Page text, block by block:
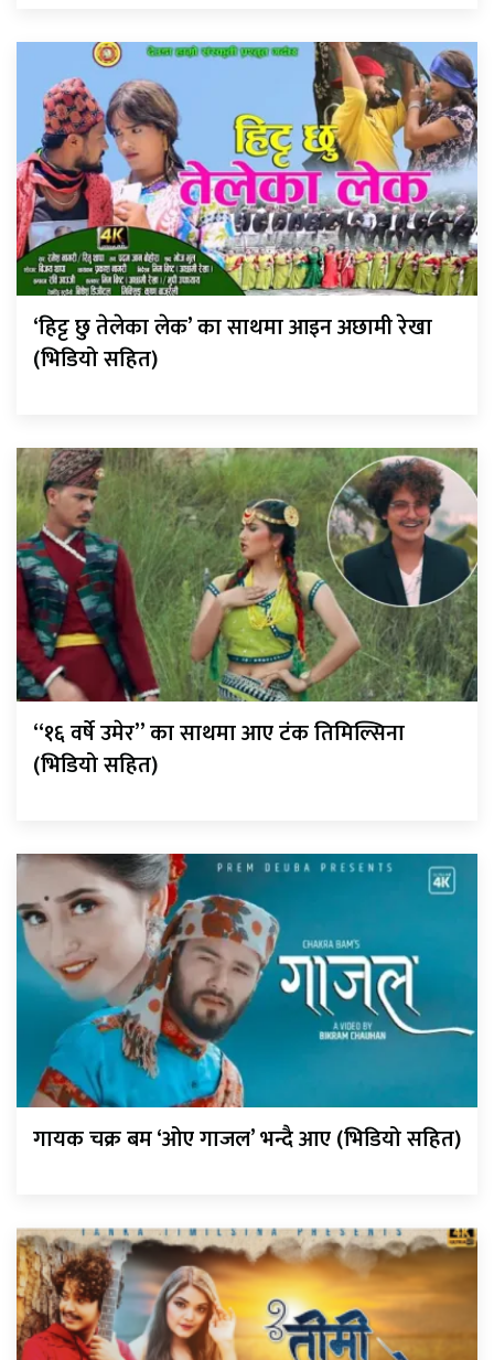
‘हिट्ट छु तेलेका लेक’ का साथमा आइन अछामी रेखा
(भिडियो सहित)
“१६ वर्षे उमेर” का साथमा आए टंक तिमिल्सिना
(भिडियो सहित)
गायक चक्र बम ‘ओए गाजल’ भन्दै आए (भिडियो सहित)